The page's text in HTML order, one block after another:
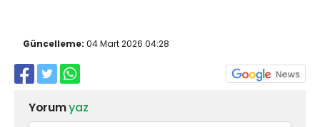
Güncelleme: 04 Mart 2026 04:28
Yorumyaz